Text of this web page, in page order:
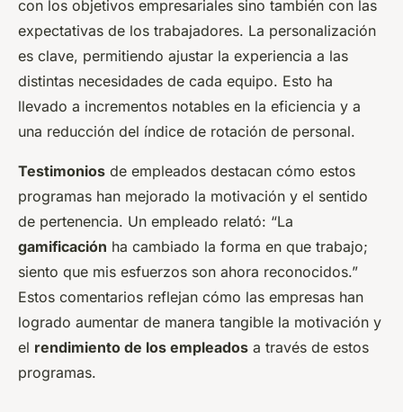
con los objetivos empresariales sino también con las
expectativas de los trabajadores. La personalización
es clave, permitiendo ajustar la experiencia a las
distintas necesidades de cada equipo. Esto ha
llevado a incrementos notables en la eficiencia y a
una reducción del índice de rotación de personal.
Testimonios de empleados destacan cómo estos
programas han mejorado la motivación y el sentido
de pertenencia. Un empleado relató: “La
gamificación ha cambiado la forma en que trabajo;
siento que mis esfuerzos son ahora reconocidos.”
Estos comentarios reflejan cómo las empresas han
logrado aumentar de manera tangible la motivación y
el rendimiento de los empleados a través de estos
programas.